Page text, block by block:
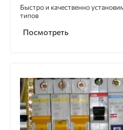
Быстро и качественно
типов
Посмотреть